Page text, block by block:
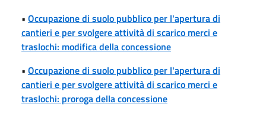
• Occupazione di suolo pubblico per l'apertura di
cantieri e per svolgere attività di scarico merci e
traslochi: modifica della concessione
• Occupazione di suolo pubblico per l'apertura di
cantieri e per svolgere attività di scarico merci e
traslochi: proroga della concessione